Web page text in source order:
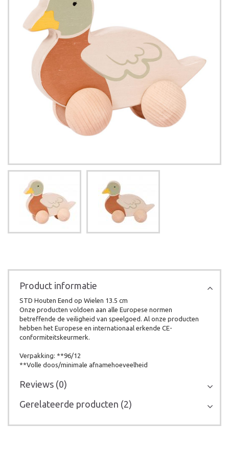
Product informatie
STD Houten Eend op Wielen 13.5 cm
Onze producten voldoen aan alle Europese normen
betreffende de veiligheid van speelgoed. Al onze producten
hebben het Europese en internationaal erkende CE-
conformiteitskeurmerk.
Verpakking: **96/12
**Volle doos/minimale afnamehoeveelheid
Reviews (0)
Gerelateerde producten (2)